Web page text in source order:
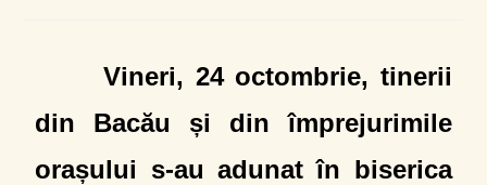
Vineri, 24 octombrie, tinerii
din Bacău și din împrejurimile
orașului s-au adunat în biserica